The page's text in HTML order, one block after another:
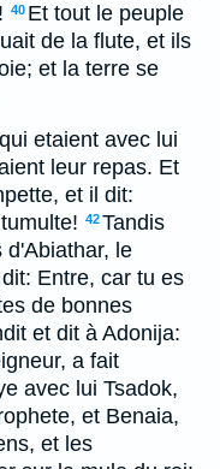
40 Et tout le peuple
de la flute, et ils
et la terre se
etaient avec lui
leur repas. Et
et il dit:
42Tandis
d'Abiathar, le
Entre, car tu es
de bonnes
et dit à Adonija:
a fait
avec lui Tsadok,
et Benaia,
et les